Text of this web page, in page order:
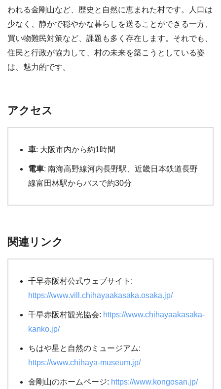
われる金剛山など、歴史と自然に恵まれた村です。人口は
少なく、静かで穏やかな暮らしを送ることができる一方、
買い物難民対策など、課題も多く存在します。それでも、
住民と行政が協力して、村の未来を築こうとしている姿
は、魅力的です。
アクセス
車: 大阪市内から約1時間
電車: 南海高野線河内長野駅、近畿日本鉄道長野
線富田林駅からバスで約30分
関連リンク
千早赤阪村公式ウェブサイト:
https://www.vill.chihayaakasaka.osaka.jp/
千早赤阪村観光協会: https://www.chihayaakasaka-
kanko.jp/
ちはや星と自然のミュージアム:
https://www.chihaya-museum.jp/
金剛山のホームページ: https://www.kongosan.jp/